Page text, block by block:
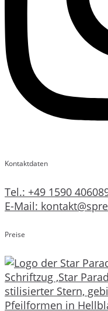
Kontaktdaten
Tel.: +49 1590
E-Mail:
Preise